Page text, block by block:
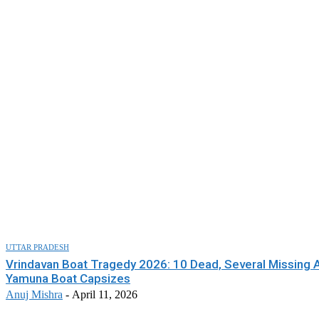
UTTAR PRADESH
Vrindavan Boat Tragedy 2026: 10 Dead, Several Missing
Yamuna Boat Capsizes
Anuj Mishra - April 11, 2026